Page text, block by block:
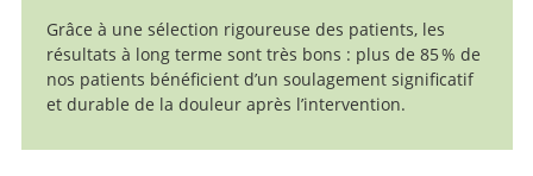
Grâce à une sélection rigoureuse des patients, les
résultats à long terme sont très bons : plus de 85 % de
nos patients bénéficient d’un soulagement significatif
et durable de la douleur après l’intervention.